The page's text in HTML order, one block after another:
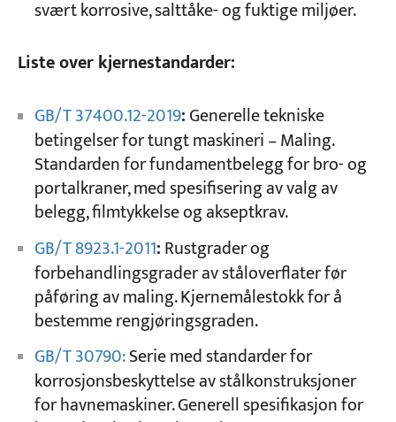
svært korrosive, salttåke- og fuktige miljøer.
Liste over kjernestandarder:
GB/T 37400.12-2019:Generelle tekniske
betingelser for tungt maskineri – Maling.
Standarden for fundamentbelegg for bro- og
portalkraner, med spesifisering av valg av
belegg, filmtykkelse og akseptkrav.
GB/T 8923.1-2011:Rustgrader og
forbehandlingsgrader av ståloverflater før
påføring av maling. Kjernemålestokk for å
bestemme rengjøringsgraden.
GB/T 30790:Serie med standarder for
korrosjonsbeskyttelse av stålkonstruksjoner
for havnemaskiner. Generell spesifikasjon for